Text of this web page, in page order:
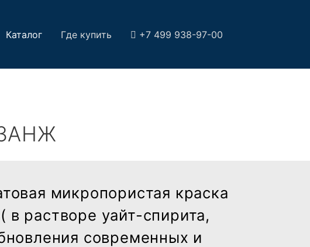
Каталог Где купить +7 499 938-97-00
микропористая краска
растворе уайт-спирита,
современных и